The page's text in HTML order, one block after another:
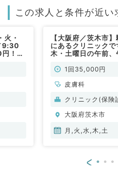
この求人と条件が近い
火・
9:30
！駅
【大阪府／茨木市
にあるクリニック
木・土曜日の午前、
円でご相談に応じて
勤）
1回35,000円
皮膚科
クリニック(保険
大阪府茨木市
月,火,水,木,土
<